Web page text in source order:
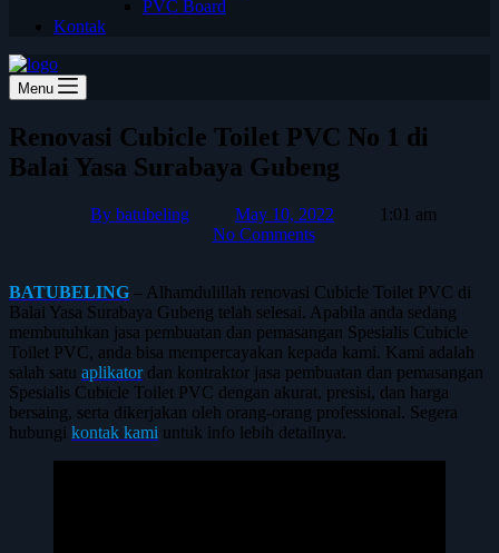
PVC Board
Kontak
Menu
Renovasi Cubicle Toilet PVC No 1 di
Balai Yasa Surabaya Gubeng
By batubeling May 10, 2022
1:01 am
No Comments
BATUBELING – Alhamdulillah renovasi Cubicle Toilet PVC di
Balai Yasa Surabaya Gubeng telah selesai. Apabila anda sedang
membutuhkan jasa pembuatan dan pemasangan Spesialis Cubicle
Toilet PVC, anda bisa mempercayakan kepada kami. Kami adalah
salah satu aplikatordan kontraktor jasa pembuatan dan pemasangan
Spesialis Cubicle Toilet PVC dengan akurat, presisi, dan harga
bersaing, serta dikerjakan oleh orang-orang professional. Segera
hubungi kontak kami untuk info lebih detailnya.